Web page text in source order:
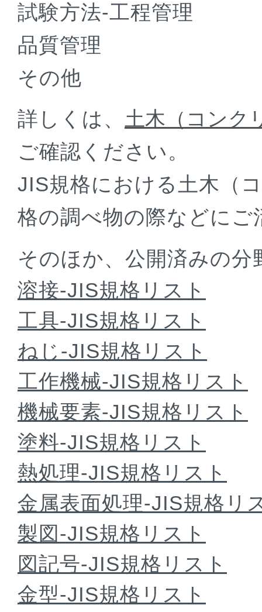
試験方法-工程管理
品質管理
その他
詳しくは、 土木（コンク
ご確認ください。
JIS規格における土木（
格の調べ物の際などにご
そのほか、公開済みの
溶接-JIS規格リスト
工具-JIS規格リスト
ねじ-JIS規格リスト
工作機械-JIS規格リスト
機械要素-JIS規格リスト
塗料-JIS規格リスト
熱処理-JIS規格リスト
金属表面処理-JIS規格リ
製図-JIS規格リスト
図記号-JIS規格リスト
金型-JIS規格リスト